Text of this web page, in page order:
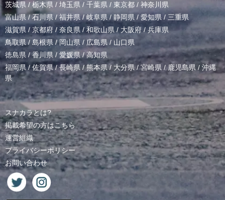
茨城県 / 栃木県 / 埼玉県 / 千葉県 / 東京都 / 神奈川県
富山県 /石川県/福井県/岐阜県 / 静岡県 / 愛知県 / 三重県
滋賀県 / 京都府 / 奈良県 / 和歌山県/ 大阪府 /兵庫県
鳥取県/ 島根県 /岡山県/ 広島県 / 山口県
徳島県 /香川県 / 愛媛県/高知県
福岡県/佐賀県/長崎県 /熊本県/ 大分県/宮崎県 /鹿児島県 / 沖縄
県
スナカラとは?
掲載希望の方はこちら
運営組織
プライバシーポリシー
お問い合わせ